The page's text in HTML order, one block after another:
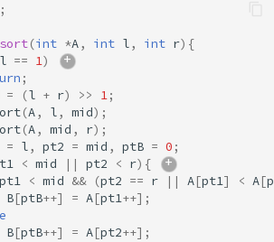
(int *A, int l, int r){
l == 1)
;
= (l + r) >> 1;
(A, l, mid);
(A, mid , r);
= l, pt2 = mid , ptB = 0 ;
< mid || pt2 < r){
pt1 < mid && (pt2 == r || A[pt1] < A[
B[ptB++] = A[pt1++];
B[ptB++] = A[pt2++];